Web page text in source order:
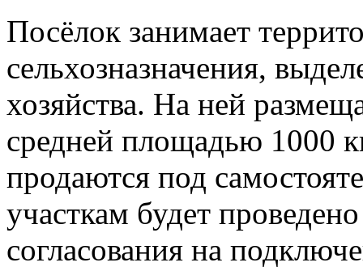
Посёлок занимает
сельхозназначения,
хозяйства. На ней
средней площадью 1000
продаются под
участкам будет
согласования на